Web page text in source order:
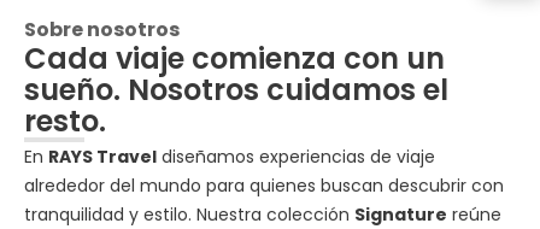
Sobre nosotros
Cada viaje comienza con un
sueño. Nosotros cuidamos el
resto.
En RAYS Travel diseñamos experiencias de viaje
alrededor del mundo para quienes buscan descubrir con
tranquilidad y estilo. Nuestra colección Signature reúne